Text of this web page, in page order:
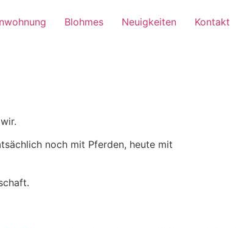
Blohmes Neuigkeiten Kontakt
noch mit Pferden, heute mit